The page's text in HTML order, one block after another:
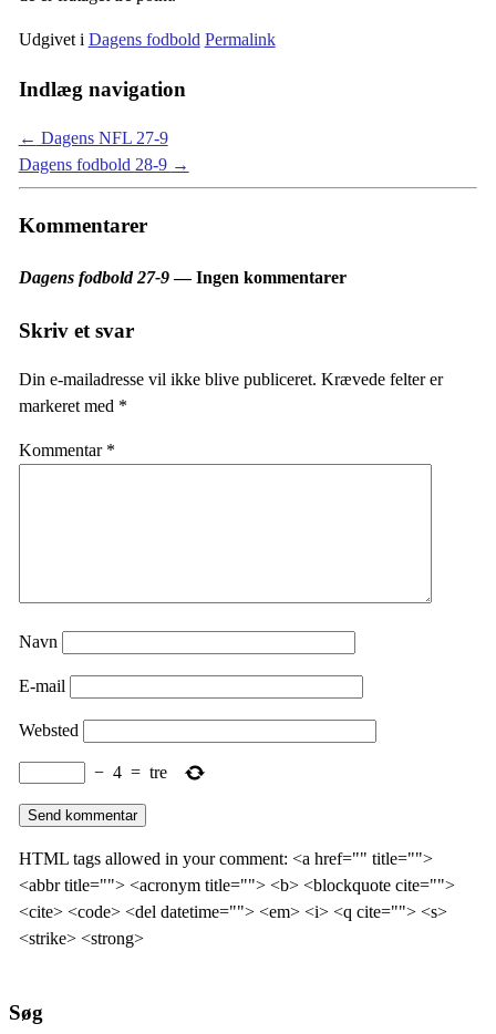
Udgivet i Dagens fodbold Permalink
Indlæg navigation
← Dagens NFL 27-9
Dagens fodbold 28-9 →
Kommentarer
Dagens fodbold 27-9— Ingen kommentarer
Skriv et svar
Din e-mailadresse vil ikke blive publiceret. Krævede felter er
markeret med *
Kommentar *
Navn
E-mail
Websted
− 4 = tre
HTML tags allowed in your comment: <a href="" title="">
<abbr title=""> <acronym title=""> <b> <blockquote cite="">
<cite> <code> <del datetime=""> <em> <i> <q cite=""> <s>
<strike> <strong>
Søg